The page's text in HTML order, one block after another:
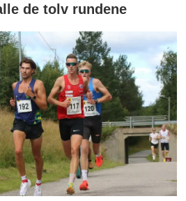
de tolv rundene